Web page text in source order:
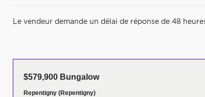
Le vendeur demande un délai de réponse de 48
$579,900 Bungalow
Repentigny (Repentigny)